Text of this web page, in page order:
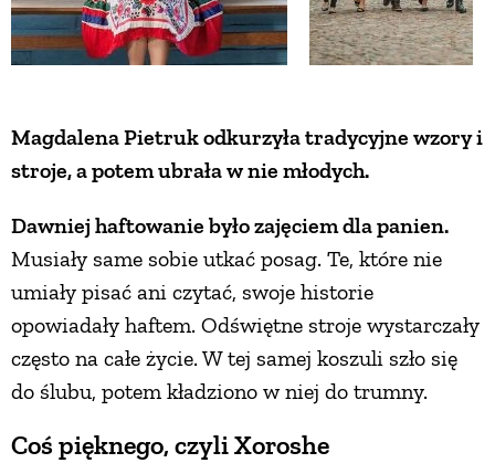
Magdalena Pietruk odkurzyła tradycyjne wzory i
stroje, a potem ubrała w nie młodych.
Dawniej haftowanie było zajęciem dla panien.
Musiały same sobie utkać posag. Te, które nie
umiały pisać ani czytać, swoje historie
opowiadały haftem. Odświętne stroje wystarczały
często na całe życie. W tej samej koszuli szło się
do ślubu, potem kładziono w niej do trumny.
Coś pięknego, czyli Xoroshe
ZWIERZĘTA DOMOWE
GRZYBY
KRAJOBRAZ
RĘKODZIEŁO
RZEMIOSŁO
ZWYCZAJE